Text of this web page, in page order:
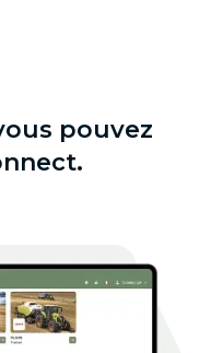
pouvez